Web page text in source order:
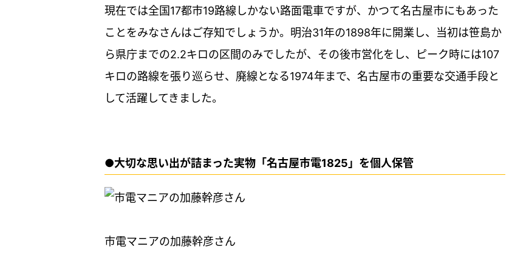
現在では全国17都市19路線しかない路面電車ですが、かつて名古屋市にもあった
ことをみなさんはご存知でしょうか。明治31年の1898年に開業し、当初は笹島か
ら県庁までの2.2キロの区間のみでしたが、その後市営化をし、ピーク時には107
キロの路線を張り巡らせ、廃線となる1974年まで、名古屋市の重要な交通手段と
して活躍してきました。
●大切な思い出が詰まった実物「名古屋市電1825」を個人保管
市電マニアの加藤幹彦さん